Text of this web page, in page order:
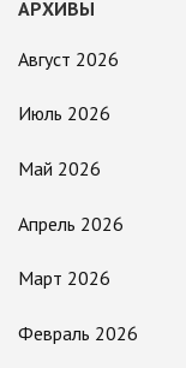
АРХИВЫ
Август 2026
Июль 2026
Май 2026
Апрель 2026
Март 2026
Февраль 2026